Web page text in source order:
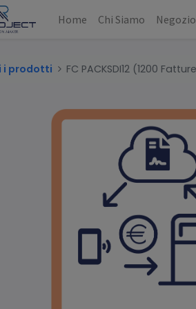
Home Chi Siamo Negozio
i prodotti FC PACKSDI12 (1200